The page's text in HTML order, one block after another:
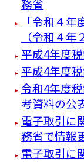
務省
「令和４
（令和４
平成4年度
平成4年度
令和4年度
考資料の
電子取引に
務省で情報
電子取引